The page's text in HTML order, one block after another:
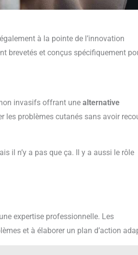
à la pointe de l’innovation
brevetés et conçus spécifiquement
invasifs offrant une alternative
les problèmes cutanés sans avoir
il n’y a pas que ça. Il y a aussi le rôle
expertise professionnelle. Les
et à élaborer un plan d’action